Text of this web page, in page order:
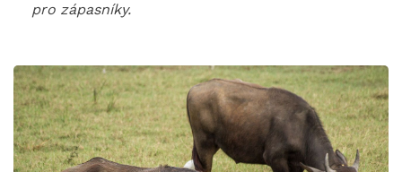
pro zápasníky.